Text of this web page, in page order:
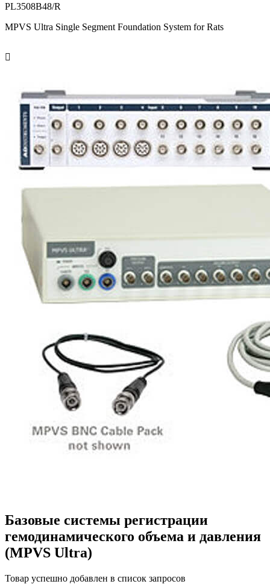
PL3508B48/R
MPVS Ultra Single Segment Foundation System for Rats
Базовые системы регистрации
гемодинамического объема и давления
(MPVS Ultra)
Товар успешно добавлен в список запросов